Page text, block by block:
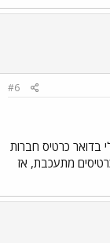
#6
בדואר כרטיס חברות
מתעכבת, אז